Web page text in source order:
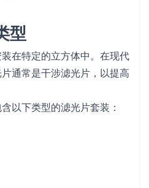
型
在特定的立方体中。在现代
通常是干涉滤光片，以提高
以下类型的滤光片套装：